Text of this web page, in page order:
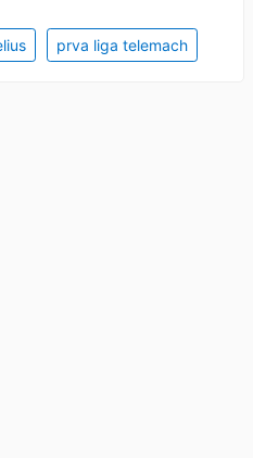
prva liga telemach